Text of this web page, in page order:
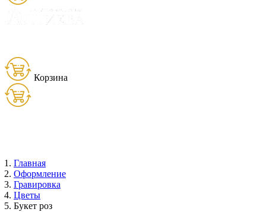
Корзина
Главная
Оформление
Гравировка
Цветы
Букет роз